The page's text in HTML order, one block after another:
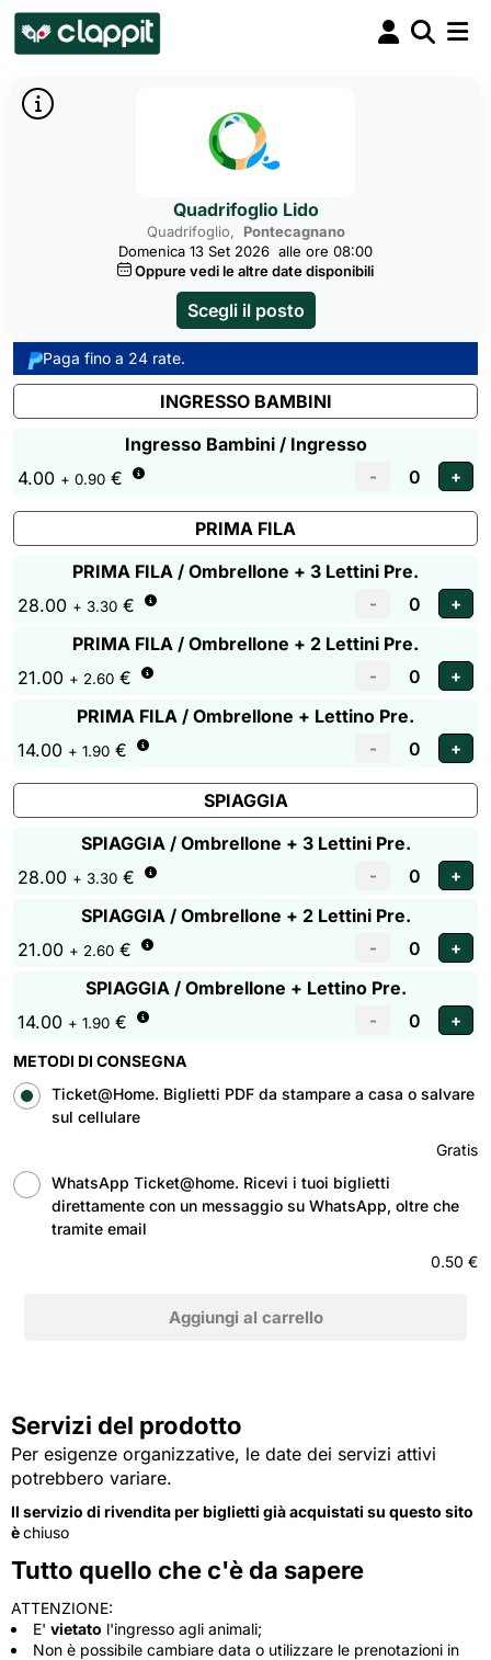
Quadrifoglio Lido
Quadrifoglio, Pontecagnano
Domenica 13 Set 2026 alle ore 08:00
Oppure vedi le altre date disponibili
Scegli il posto
Paga fino a 24 rate.
INGRESSO BAMBINI
Ingresso Bambini / Ingresso
4.00 + 0.90 €
PRIMA FILA
PRIMA FILA / Ombrellone + 3 Lettini Pre.
28.00 + 3.30 €
PRIMA FILA / Ombrellone + 2 Lettini Pre.
21.00 + 2.60 €
PRIMA FILA / Ombrellone + Lettino Pre.
14.00 + 1.90 €
SPIAGGIA
SPIAGGIA / Ombrellone + 3 Lettini Pre.
28.00 + 3.30 €
SPIAGGIA / Ombrellone + 2 Lettini Pre.
21.00 + 2.60 €
SPIAGGIA / Ombrellone + Lettino Pre.
14.00 + 1.90 €
METODI DI CONSEGNA
Ticket@Home. Biglietti PDF da stampare a casa o salvare
sul cellulare
Gratis
WhatsApp Ticket@home. Ricevi i tuoi biglietti
direttamente con un messaggio su WhatsApp, oltre che
tramite email
0.50 €
Servizi del prodotto
Per esigenze organizzative, le date dei servizi attivi
potrebbero variare.
Il servizio di rivendita per biglietti già acquistati su questo sito
èchiuso
Tutto quello che c'è da sapere
ATTENZIONE:
E' vietato l'ingresso agli animali;
Non è possibile cambiare data o utilizzare le prenotazioni in